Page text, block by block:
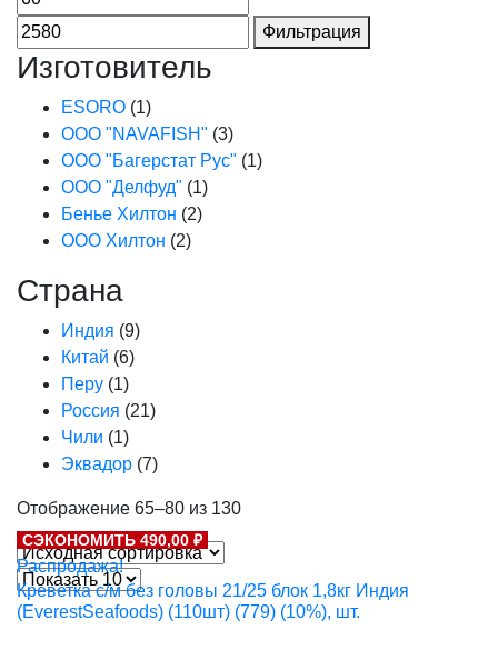
Фильтрация
Изготовитель
ESORO (1)
ООО "NAVAFISH" (3)
ООО "Багерстат Рус" (1)
ООО "Делфуд" (1)
Бенье Хилтон (2)
ООО Хилтон (2)
Страна
Индия (9)
Китай (6)
Перу (1)
Россия (21)
Чили (1)
Эквадор (7)
Отображение 65–80 из 130
СЭКОНОМИТЬ 490,00 ₽
Распродажа!
Креветка с/м без головы 21/25 блок 1,8кг Индия
(EverestSeafoods) (110шт) (779) (10%), шт.